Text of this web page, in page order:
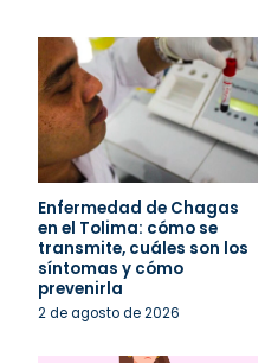
Enfermedad de Chagas
en el Tolima: cómo se
transmite, cuáles son los
síntomas y cómo
prevenirla
2 de agosto de 2026